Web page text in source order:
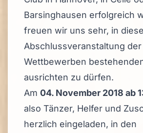
Barsinghausen erfolgreich
freuen wir uns sehr, in
Abschlussveranstaltung
Wettbewerben
ausrichten zu dürfen.
Am 04. November 2018 ab
also Tänzer, Helfer und
herzlich eingeladen, in den